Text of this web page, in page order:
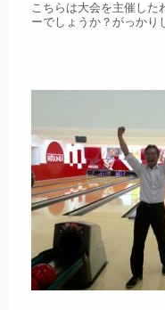
こちらは大会を主催した
ーでしょうか？がっかり